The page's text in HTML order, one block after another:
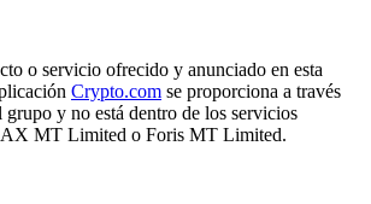
o servicio ofrecido y anunciado en esta
Crypto.com se proporciona a través
grupo y no está dentro de los servicios
MT Limited o Foris MT Limited.